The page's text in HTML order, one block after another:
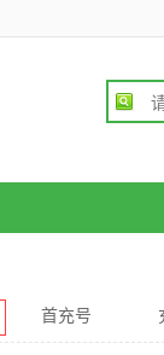
首充号